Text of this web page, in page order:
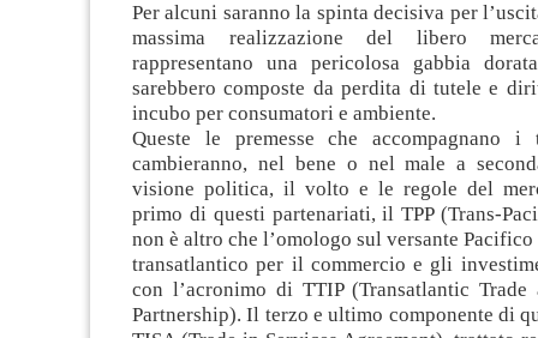
Per alcuni saranno la spinta decisiva per
massima realizzazione del libero
rappresentano una pericolosa gabbia
sarebbero composte da perdita di tutele e
incubo per consumatori e ambiente.
Queste le premesse che accompagnano
cambieranno, nel bene o nel male a
visione politica, il volto e le regole del
primo di questi partenariati, il TPP (Trans-
non è altro che l’omologo sul versante
transatlantico per il commercio e gli
con l’acronimo di TTIP (Transatlantic Trade
Partnership). Il terzo e ultimo componente di